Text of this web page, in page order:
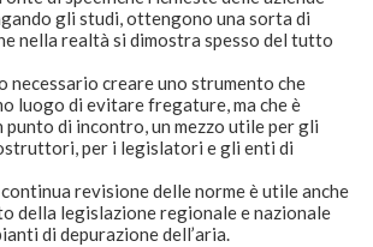
gli studi, ottengono una sorta di
nella realtà si dimostra spesso del tutto
necessario creare uno strumento che
luogo di evitare fregature, ma che è
punto di incontro, un mezzo utile per gli
per i legislatori e gli enti di
continua revisione delle norme è utile anche
della legislazione regionale e nazionale
di depurazione dell’aria.